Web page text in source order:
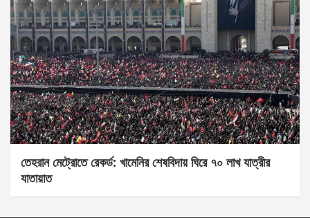
তেহরান মেট্রোতে রেকর্ড: খামেনির শেষবিদায় ঘিরে ৭০ লাখ যাত্রীর
যাতায়াত